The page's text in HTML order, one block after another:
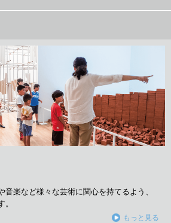
楽など様々な芸術に関心を持てるよう、
もっと見る